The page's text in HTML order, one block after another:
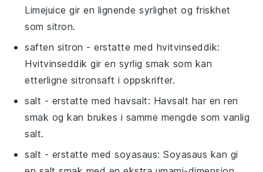
Limejuice gir en lignende syrlighet og friskhet
som sitron.
saften sitron - erstatte med hvitvinseddik:
Hvitvinseddik gir en syrlig smak som kan
etterligne sitronsaft i oppskrifter.
salt - erstatte medhavsalt: Havsalt har en ren
smak og kan brukes i samme mengde som vanlig
salt.
salt - erstatte medsoyasaus: Soyasaus kan gi